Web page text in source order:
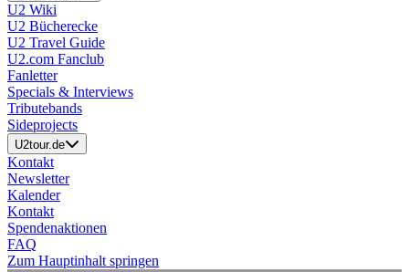
U2 Wiki
U2 Bücherecke
U2 Travel Guide
U2.com Fanclub
Fanletter
Specials & Interviews
Tributebands
Sideprojects
U2tour.de
Kontakt
Newsletter
Kalender
Kontakt
Spendenaktionen
FAQ
Zum Hauptinhalt springen